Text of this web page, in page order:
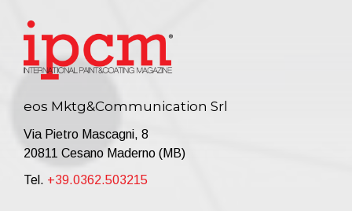
eos Mktg&Communication Srl
Via Pietro Mascagni, 8
20811 Cesano Maderno (MB)
Tel. +39.0362.503215